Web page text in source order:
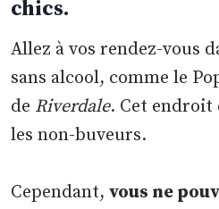
chics.
Allez à vos rendez-vous
sans alcool, comme le
de Riverdale. Cet
les non-buveurs.
Cependant,vous ne